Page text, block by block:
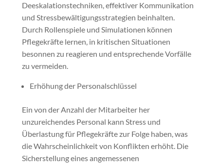
Deeskalationstechniken, effektiver Kommunikation
und Stressbewältigungsstrategien beinhalten.
Durch Rollenspiele und Simulationen können
Pflegekräfte lernen, in kritischen Situationen
besonnen zu reagieren und entsprechende Vorfälle
zu vermeiden.
Erhöhung der Personalschlüssel
Ein von der Anzahl der Mitarbeiter her
unzureichendes Personal kann Stress und
Überlastung für Pflegekräfte zur Folge haben, was
die Wahrscheinlichkeit von Konflikten erhöht. Die
Sicherstellung eines angemessenen